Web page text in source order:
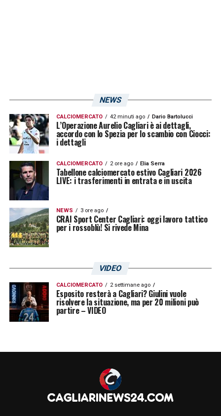
NEWS
CALCIOMERCATO 42 minuti ago Dario Bartolucci
L’Operazione Aurelio Cagliari è ai dettagli,
accordo con lo Spezia per lo scambio con Ciocci:
i dettagli
CALCIOMERCATO 2 ore ago Elia Serra
Tabellone calciomercato estivo Cagliari 2026
LIVE: i trasferimenti in entrata e in uscita
NEWS 3 ore ago
CRAI Sport Center Cagliari: oggi lavoro tattico
per i rossoblù! Si rivede Mina
VIDEO
CALCIOMERCATO 2 settimane ago
Esposito resterà a Cagliari? Giulini vuole
risolvere la situazione, ma per 20 milioni può
partire – VIDEO